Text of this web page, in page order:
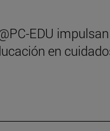
EDU
en